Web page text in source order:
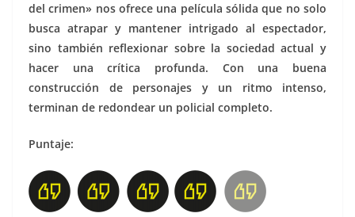
del crimen» nos ofrece una película sólida que no solo
busca atrapar y mantener intrigado al espectador,
sino también reflexionar sobre la sociedad actual y
hacer una crítica profunda. Con una buena
construcción de personajes y un ritmo intenso,
terminan de redondear un policial completo.
Puntaje: